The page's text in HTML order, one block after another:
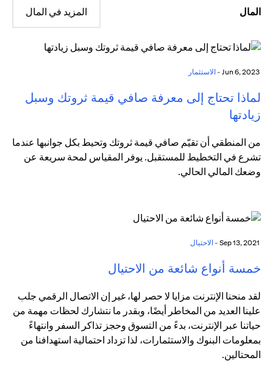
المال المزيد في المال
الاستثمار
لماذا تحتاج إلى معرفة صافي قيمة ثروتك وسبل
زيادتها
من المنطقي أن تقيّم صافي قيمة ثروتك وتحيط بكل جوانبها عندما
تشرع في التخطيط للمستقبل. يوفر المقياس لمحة سريعة عن
وضعك المالي الحالي.
الاحتيال
خمسة أنواع شائعة من الاحتيال
لقد منحنا الإنترنت مزايا لا حصر لها، غير إن الاتصال الرقمي جلب
علينا العديد من المخاطر أيضًا، وبقدر ما نتشارك لحظات مهمة من
حياتنا عبر الإنترنت، بدءً من التسوق وحجز تذاكر السفر وانتهاءً
بمعلومات البنوك والاستثمارات، لذا تزداد احتمالية استهدافنا من
المحتالين.